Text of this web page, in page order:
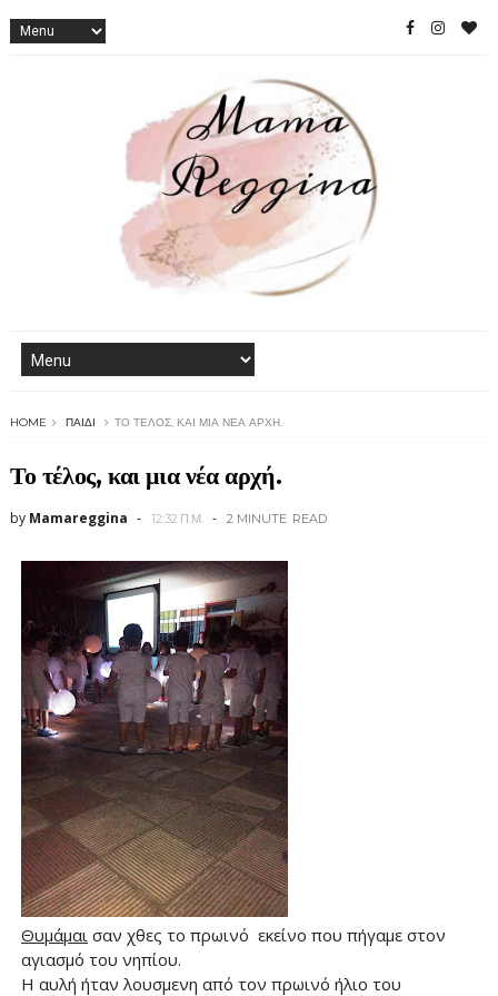
HOME ΠΑΙΔΊ ΤΟ ΤΈΛΟΣ, ΚΑΙ ΜΙΑ ΝΈΑ ΑΡΧΉ.
Το τέλος, και μια νέα αρχή.
by Mamareggina 12:32 Π.Μ. 2 MINUTE READ
Θυμάμαισαν χθες το πρωινό εκείνο που πήγαμε στον
αγιασμό του νηπίου.
Η αυλή ήταν λουσμενη από τον πρωινό ήλιο του